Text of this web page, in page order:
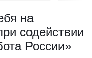
на
содействии
России»